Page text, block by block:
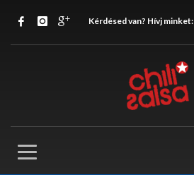
Kérdésed van? Hívj minket: